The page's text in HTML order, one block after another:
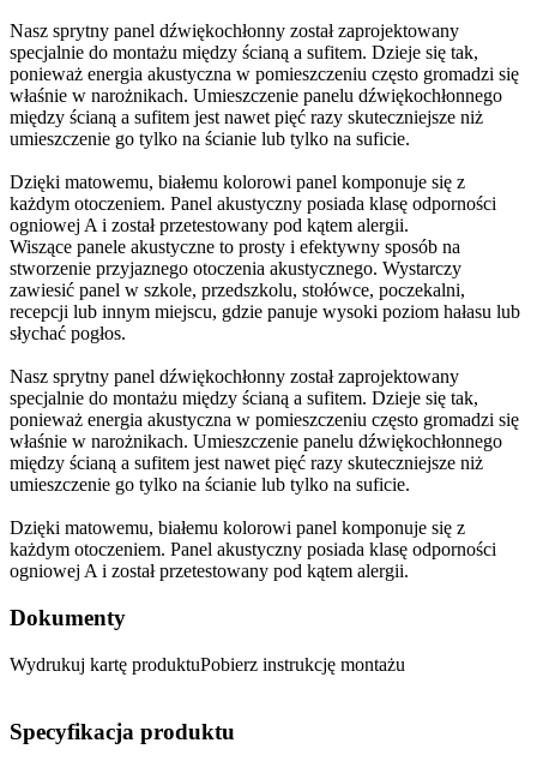
Nasz sprytny panel dźwiękochłonny został zaprojektowany
specjalnie do montażu między ścianą a sufitem. Dzieje się tak,
ponieważ energia akustyczna w pomieszczeniu często gromadzi się
właśnie w narożnikach. Umieszczenie panelu dźwiękochłonnego
między ścianą a sufitem jest nawet pięć razy skuteczniejsze niż
umieszczenie go tylko na ścianie lub tylko na suficie.
Dzięki matowemu, białemu kolorowi panel komponuje się z
każdym otoczeniem. Panel akustyczny posiada klasę odporności
ogniowej A i został przetestowany pod kątem alergii.
Wiszące panele akustyczne to prosty i efektywny sposób na
stworzenie przyjaznego otoczenia akustycznego. Wystarczy
zawiesić panel w szkole, przedszkolu, stołówce, poczekalni,
recepcji lub innym miejscu, gdzie panuje wysoki poziom hałasu lub
słychać pogłos.
Nasz sprytny panel dźwiękochłonny został zaprojektowany
specjalnie do montażu między ścianą a sufitem. Dzieje się tak,
ponieważ energia akustyczna w pomieszczeniu często gromadzi się
właśnie w narożnikach. Umieszczenie panelu dźwiękochłonnego
między ścianą a sufitem jest nawet pięć razy skuteczniejsze niż
umieszczenie go tylko na ścianie lub tylko na suficie.
Dzięki matowemu, białemu kolorowi panel komponuje się z
każdym otoczeniem. Panel akustyczny posiada klasę odporności
ogniowej A i został przetestowany pod kątem alergii.
Dokumenty
Wydrukuj kartę produktuPobierz instrukcję montażu
Specyfikacja produktu